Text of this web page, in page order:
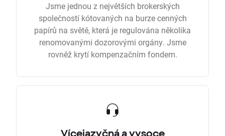
Jsme jednou z největších brokerských
společností kótovaných na burze cenných
papírů na světě, která je regulována několika
renomovanými dozorovými orgány. Jsme
rovněž krytí kompenzačním fondem.
Vícejazyčná a vysoce